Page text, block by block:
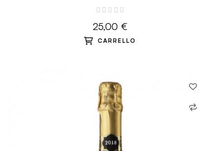
25,00 €
CARRELLO